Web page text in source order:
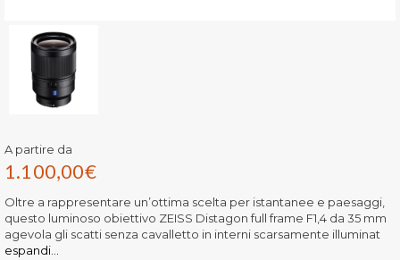
A partire da
1.100,00€
Oltre a rappresentare un’ottima scelta per istantanee e paesaggi,
questo luminoso obiettivo ZEISS Distagon full frame F1,4 da 35 mm
agevola gli scatti senza cavalletto in interni scarsamente illuminat
espandi...